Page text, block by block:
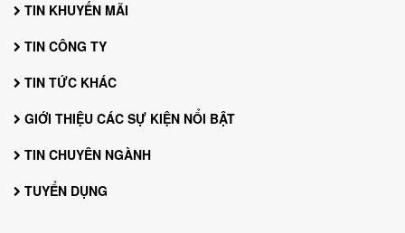
TIN KHUYẾN MÃI
TIN CÔNG TY
TIN TỨC KHÁC
GIỚI THIỆU CÁC SỰ KIỆN NỔI BẬT
TIN CHUYÊN NGÀNH
TUYỂN DỤNG